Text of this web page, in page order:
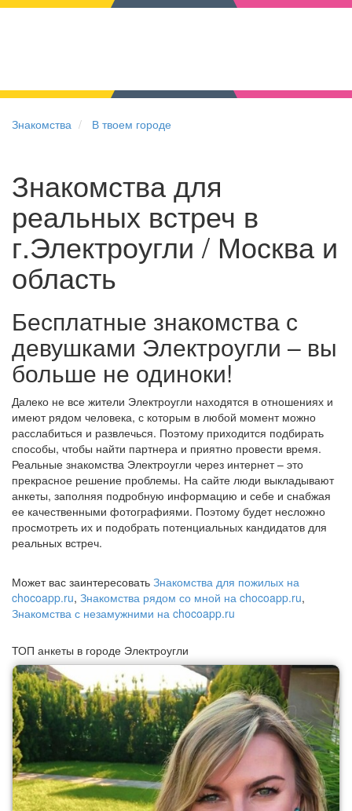
Знакомства В твоем городе
Знакомства для
реальных встреч в
г.Электроугли / Москва и
область
Бесплатные знакомства с
девушками Электроугли – вы
больше не одиноки!
Далеко не все жители Электроугли находятся в отношениях и
имеют рядом человека, с которым в любой момент можно
расслабиться и развлечься. Поэтому приходится подбирать
способы, чтобы найти партнера и приятно провести время.
Реальные знакомства Электроугли через интернет – это
прекрасное решение проблемы. На сайте люди выкладывают
анкеты, заполняя подробную информацию и себе и снабжая
ее качественными фотографиями. Поэтому будет несложно
просмотреть их и подобрать потенциальных кандидатов для
реальных встреч.
Может вас заинтересовать Знакомства для пожилых на
chocoapp.ru, Знакомства рядом со мной на chocoapp.ru,
Знакомства с незамужними на chocoapp.ru
ТОП анкеты в городе Электроугли